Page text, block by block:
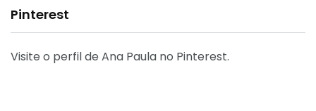
Pinterest
Visite o perfil de Ana Paula no Pinterest.